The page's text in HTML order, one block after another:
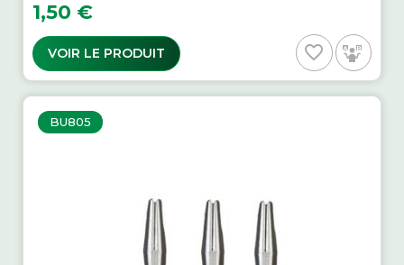
Prix
1,50 €
VOIR LE PRODUIT favorite_border
BU805